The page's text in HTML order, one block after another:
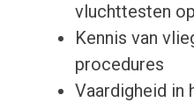
vluchttesten
Kennis van
procedures
Vaardigheid in